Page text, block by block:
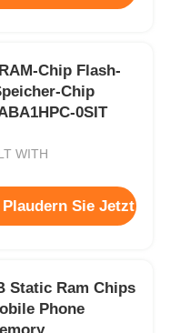
Chip Flash-
Chip
0SIT
WITH
Plaudern Sie Jetzt
Static Ram Chips
Phone